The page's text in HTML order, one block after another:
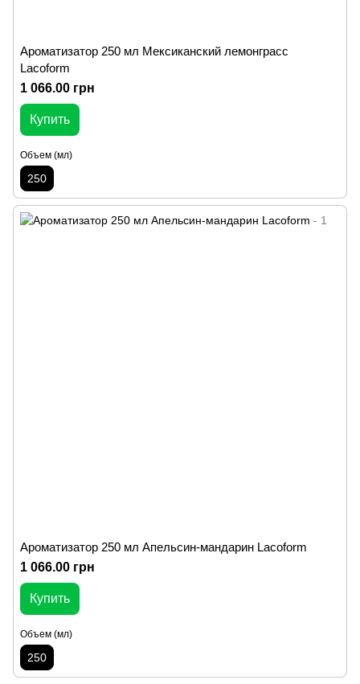
Ароматизатор 250 мл Мексиканский лемонграсс
Lacoform
1 066.00 грн
Купить
Объем (мл)
250
Ароматизатор 250 мл Апельсин-мандарин Lacoform
1 066.00 грн
Купить
Объем (мл)
250